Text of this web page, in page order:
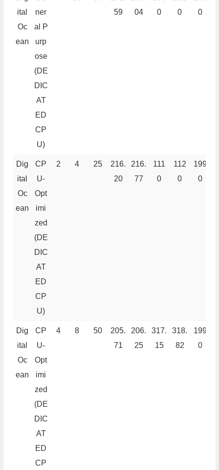
ital
Oc
ean
ner
al P
urp
ose
(DE
DIC
AT
ED
CP
U)
59
04
0
0
0
Dig
ital
Oc
ean
CP
U-
Opt
imi
zed
(DE
DIC
AT
ED
CP
U)
2 4 25
216.
20
216.
77
111
0
112
0
199
0
Dig
ital
Oc
ean
CP
U-
Opt
imi
zed
(DE
DIC
AT
ED
CP
4 8 50
205.
71
206.
25
317.
15
318.
82
199
0